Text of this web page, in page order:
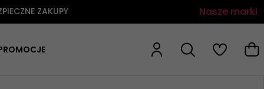
ZAKUPY Nasze marki